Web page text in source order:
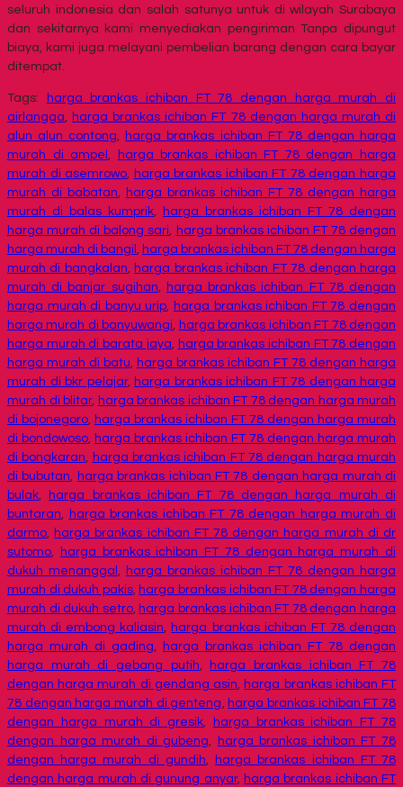
seluruh indonesia dan salah satunya untuk di wilayah Surabaya
dan sekitarnya kami menyediakan pengiriman Tanpa dipungut
biaya, kami juga melayani pembelian barang dengan cara bayar
ditempat.
Tags:
harga brankas ichiban FT 78 dengan harga murah di
airlangga, harga brankas ichiban FT 78 dengan harga murah di
alun alun contong, harga brankas ichiban FT 78 dengan harga
murah di ampel,
harga brankas ichiban FT 78 dengan harga
murah di asemrowo, harga brankas ichiban FT 78 dengan harga
murah di babatan, harga brankas ichiban FT 78 dengan harga
murah di balas kumprik,
harga brankas ichiban FT 78 dengan
harga murah di balong sari, harga brankas ichiban FT 78 dengan
harga murah di bangil , harga brankas ichiban FT 78 dengan harga
murah di bangkalan, harga brankas ichiban FT 78 dengan harga
murah di banjar sugihan, harga brankas ichiban FT 78 dengan
harga murah di banyu urip, harga brankas ichiban FT 78 dengan
harga murah di banyuwangi, harga brankas ichiban FT 78 dengan
harga murah di barata jaya, harga brankas ichiban FT 78 dengan
harga murah di batu, harga brankas ichiban FT 78 dengan harga
murah di bkr pelajar, harga brankas ichiban FT 78 dengan harga
murah di blitar, harga brankas ichiban FT 78 dengan harga murah
di bojonegoro, harga brankas ichiban FT 78 dengan harga murah
di bondowoso, harga brankas ichiban FT 78 dengan harga murah
di bongkaran, harga brankas ichiban FT 78 dengan harga murah
di bubutan, harga brankas ichiban FT 78 dengan harga murah di
bulak,
harga brankas ichiban FT 78 dengan harga murah di
buntaran, harga brankas ichiban FT 78 dengan harga murah di
darmo, harga brankas ichiban FT 78 dengan harga murah di dr
sutomo,
harga brankas ichiban FT 78 dengan harga murah di
dukuh menanggal , harga brankas ichiban FT 78 dengan harga
murah di dukuh pakis, harga brankas ichiban FT 78 dengan harga
murah di dukuh setro, harga brankas ichiban FT 78 dengan harga
murah di embong kaliasin, harga brankas ichiban FT 78 dengan
harga murah di gading,
harga brankas ichiban FT 78 dengan
harga murah di gebang putih,
harga brankas ichiban FT 78
dengan harga murah di gendang asin, harga brankas ichiban FT
78 dengan harga murah di genteng, harga brankas ichiban FT 78
dengan harga murah di gresik,
harga brankas ichiban FT 78
dengan harga murah di gubeng,
harga brankas ichiban FT 78
dengan harga murah di gundih,
harga brankas ichiban FT 78
dengan harga murah di gunung anyar, harga brankas ichiban FT